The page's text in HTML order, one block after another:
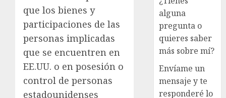
que los bienes y
participaciones de las
personas implicadas
que se encuentren en
EE.UU. o en posesión o
control de personas
estadounidenses
alguna
pregunta o
quieres saber
más sobre mí?
Envíame un
mensaje y te
responderé lo